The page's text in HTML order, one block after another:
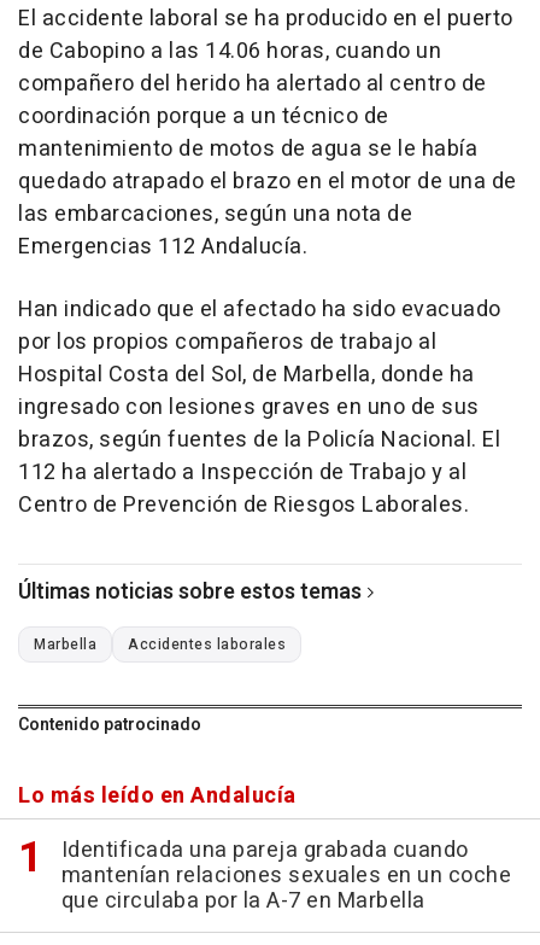
El accidente laboral se ha producido en el puerto
de Cabopino a las 14.06 horas, cuando un
compañero del herido ha alertado al centro de
coordinación porque a un técnico de
mantenimiento de motos de agua se le había
quedado atrapado el brazo en el motor de una de
las embarcaciones, según una nota de
Emergencias 112 Andalucía.
Han indicado que el afectado ha sido evacuado
por los propios compañeros de trabajo al
Hospital Costa del Sol, de Marbella, donde ha
ingresado con lesiones graves en uno de sus
brazos, según fuentes de la Policía Nacional. El
112 ha alertado a Inspección de Trabajo y al
Centro de Prevención de Riesgos Laborales.
Últimas noticias sobre estos temas
Marbella Accidentes laborales
Contenido patrocinado
Lo más leído en Andalucía
Identificada una pareja grabada cuando
mantenían relaciones sexuales en un coche
que circulaba por la A-7 en Marbella